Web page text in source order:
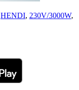
HENDI, 230V/3000W,